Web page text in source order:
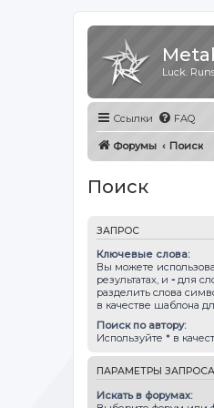
Luck.
Ссылки FAQ
Форумы Поиск
Поиск
ЗАПРОС
Ключевые слова:
Вы можете
результатах, и - для
разделить слова
в качестве шаблона
Поиск по автору:
Используйте * в
ПАРАМЕТРЫ ЗАПРОСА
Искать в форумах: